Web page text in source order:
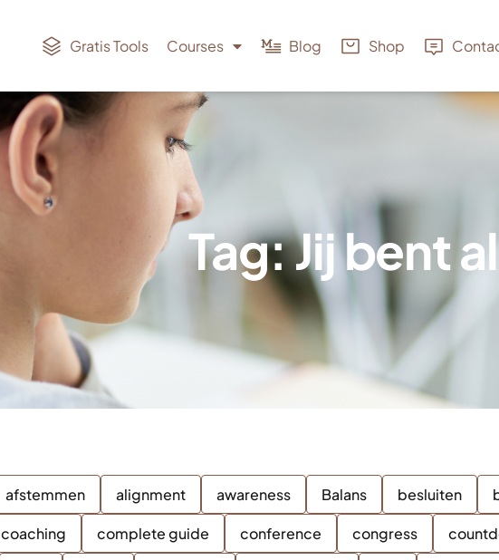
Gratis Tools Courses Blog Shop
Tag: Jij bent
afstemmen alignment awareness Balans besluiten
coaching complete guide conference congress